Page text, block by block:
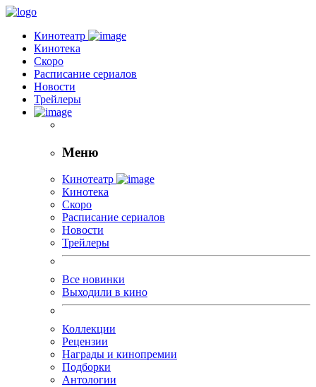
Кинотеатр
Кинотека
Скоро
Расписание сериалов
Новости
Трейлеры
Меню
Кинотеатр
Кинотека
Скоро
Расписание сериалов
Новости
Трейлеры
Все новинки
Выходили в кино
Коллекции
Рецензии
Награды и кинопремии
Подборки
Антологии